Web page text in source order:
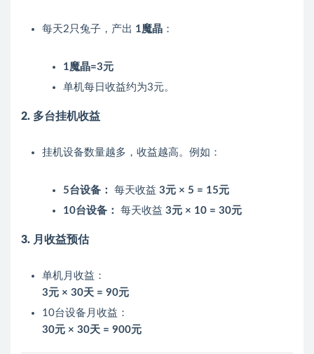
每天2只兔子，产出 1魔晶 ：
1魔晶=3元
单机每日收益约为3元。
2. 多台挂机收益
挂机设备数量越多，收益越高。例如：
5台设备： 每天收益 3元 × 5 = 15元
10台设备：
每天收益 3元 × 10 = 30元
3. 月收益预估
单机月收益：
3元 × 30天 = 90元
10台设备月收益：
30元 × 30天 = 900元